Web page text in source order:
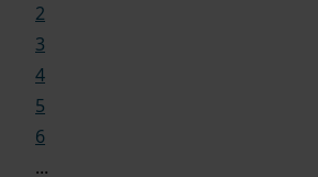
2
3
4
5
6
...